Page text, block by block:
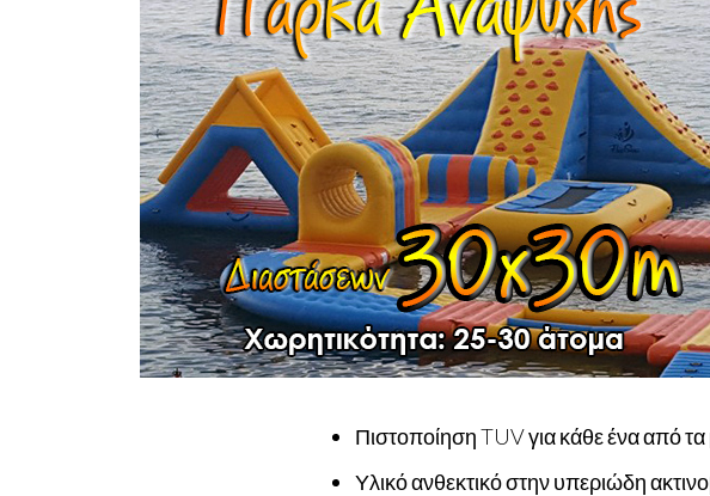
Πιστοποίηση TUV για κάθε ένα από
Υλικό ανθεκτικό στην υπεριώδη